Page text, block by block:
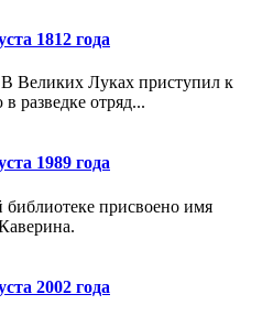
1812 года
Великих Луках приступил к
разведке отряд...
1989 года
библиотеке присвоено имя
2002 года